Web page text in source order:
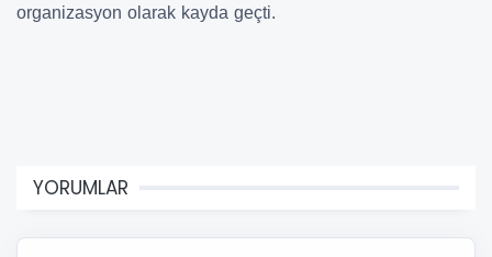
organizasyon olarak kayda geçti.
YORUMLAR